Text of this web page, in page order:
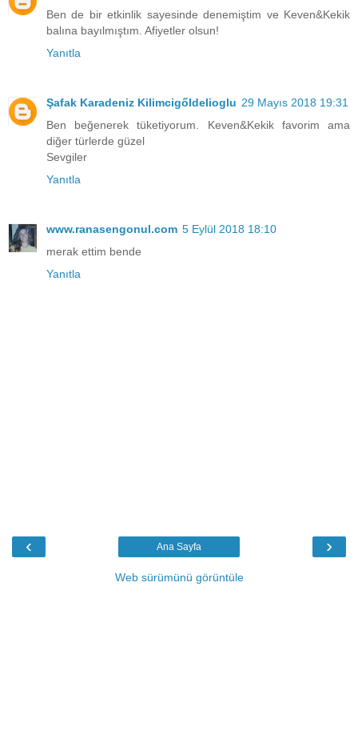
Ben de bir etkinlik sayesinde denemiştim ve Keven&Kekik
balına bayılmıştım. Afiyetler olsun!
Yanıtla
Şafak Karadeniz Kilimcigőldelioglu 29 Mayıs 2018 19:31
Ben beğenerek tüketiyorum. Keven&Kekik favorim ama
diğer türlerde güzel
Sevgiler
Yanıtla
www.ranasengonul.com 5 Eylül 2018 18:10
merak ettim bende
Yanıtla
‹ ›
Ana Sayfa
Web sürümünü görüntüle